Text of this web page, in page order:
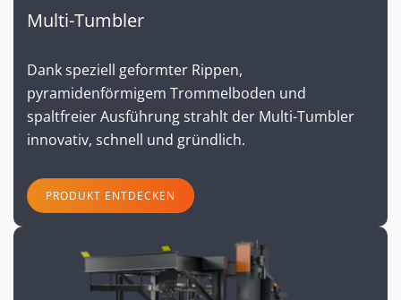
Multi-Tumbler
Dank speziell geformter Rippen,
pyramidenförmigem Trommelboden und
spaltfreier Ausführung strahlt der Multi-Tumbler
innovativ, schnell und gründlich.
PRODUKT ENTDECKEN